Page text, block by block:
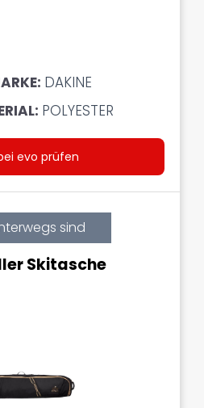
DAKINE
POLYESTER
evo prüfen
sind
Skitasche